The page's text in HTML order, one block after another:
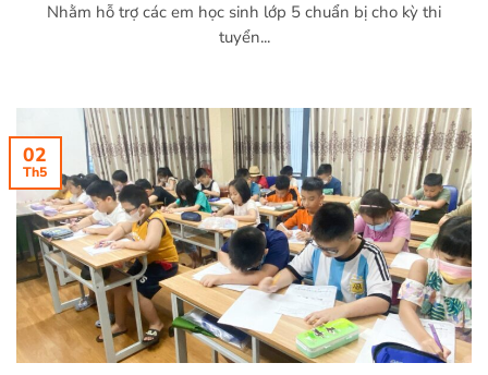
Nhằm hỗ trợ các em học sinh lớp 5 chuẩn bị cho kỳ thi
tuyển...
02
Th5